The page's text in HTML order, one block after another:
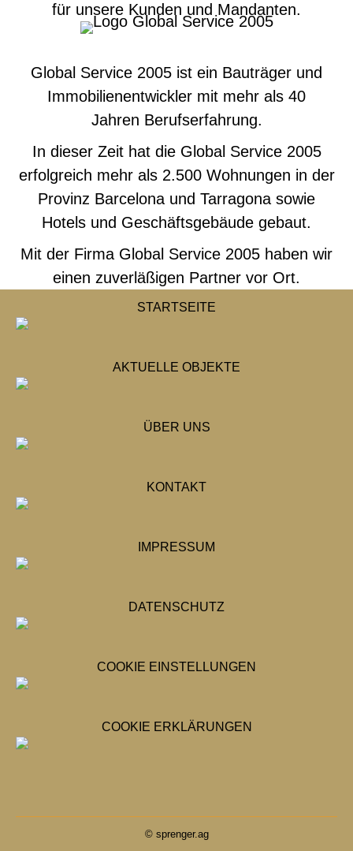
für unsere Kunden und Mandanten.
Global Service 2005 ist ein Bauträger und
Immobilienentwickler mit mehr als 40
Jahren Berufserfahrung.
In dieser Zeit hat die Global Service 2005
erfolgreich mehr als 2.500 Wohnungen in der
Provinz Barcelona und Tarragona sowie
Hotels und Geschäftsgebäude gebaut.
Mit der Firma Global Service 2005 haben wir
einen zuverläßigen Partner vor Ort.
STARTSEITE
AKTUELLE OBJEKTE
ÜBER UNS
KONTAKT
IMPRESSUM
DATENSCHUTZ
COOKIE EINSTELLUNGEN
COOKIE ERKLÄRUNGEN
© sprenger.ag